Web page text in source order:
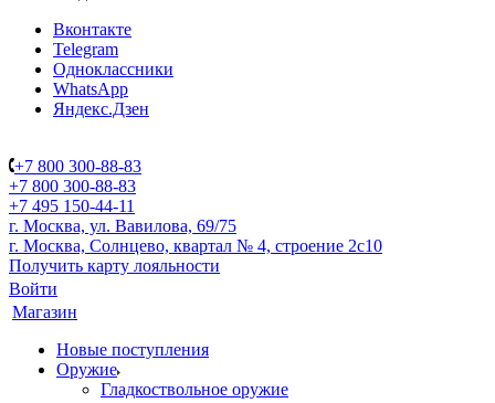
Вконтакте
Telegram
Одноклассники
WhatsApp
Яндекс.Дзен
+7 800 300-88-83
+7 800 300-88-83
+7 495 150-44-11
г. Москва, ул. Вавилова, 69/75
г. Москва, Солнцево, квартал № 4, строение 2с10
Получить карту лояльности
Войти
Магазин
Новые поступления
Оружие
Гладкоствольное оружие